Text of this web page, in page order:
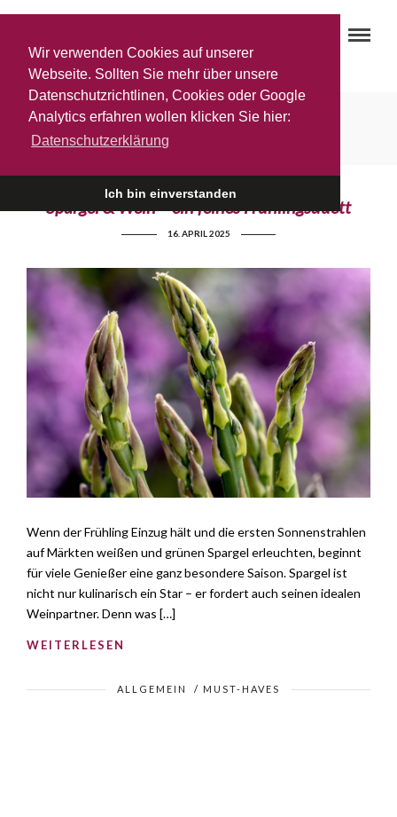
Wir verwenden Cookies auf unserer
Webseite. Sollten Sie mehr über unsere
Datenschutzrichtlinen, Cookies oder Google
Analytics erfahren wollen klicken Sie hier:
Datenschutzerklärung
Ich bin einverstanden
Spargelwein
Spargel & Wein – ein feines Frühlingsduett
16. APRIL 2025
Wenn der Frühling Einzug hält und die ersten Sonnenstrahlen
auf Märkten weißen und grünen Spargel erleuchten, beginnt
für viele Genießer eine ganz besondere Saison. Spargel ist
nicht nur kulinarisch ein Star – er fordert auch seinen idealen
Weinpartner. Denn was […]
WEITERLESEN
ALLGEMEIN / MUST-HAVES